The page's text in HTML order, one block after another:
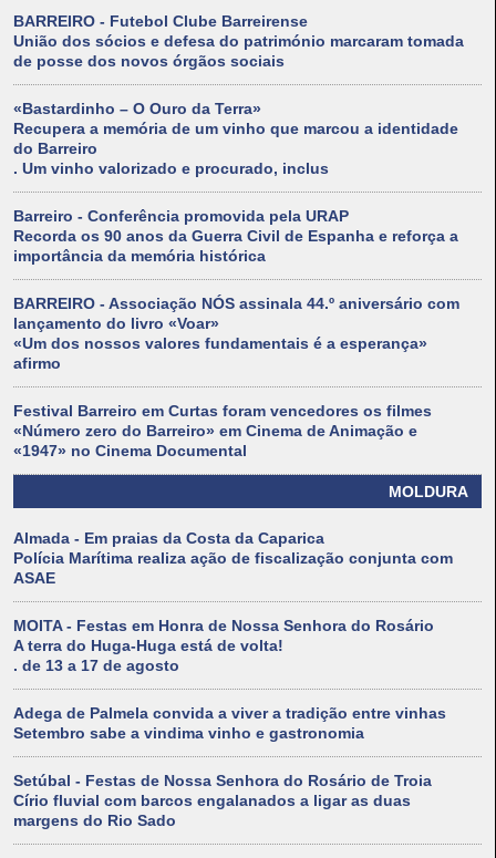
BARREIRO - Futebol Clube Barreirense
União dos sócios e defesa do património marcaram tomada
de posse dos novos órgãos sociais
«Bastardinho – O Ouro da Terra»
Recupera a memória de um vinho que marcou a identidade
do Barreiro
. Um vinho valorizado e procurado, inclus
Barreiro - Conferência promovida pela URAP
Recorda os 90 anos da Guerra Civil de Espanha e reforça a
importância da memória histórica
BARREIRO - Associação NÓS assinala 44.º aniversário com
lançamento do livro «Voar»
«Um dos nossos valores fundamentais é a esperança»
afirmo
Festival Barreiro em Curtas foram vencedores os filmes
«Número zero do Barreiro» em Cinema de Animação e
«1947» no Cinema Documental
MOLDURA
Almada - Em praias da Costa da Caparica
Polícia Marítima realiza ação de fiscalização conjunta com
ASAE
MOITA - Festas em Honra de Nossa Senhora do Rosário
A terra do Huga-Huga está de volta!
. de 13 a 17 de agosto
Adega de Palmela convida a viver a tradição entre vinhas
Setembro sabe a vindima vinho e gastronomia
Setúbal - Festas de Nossa Senhora do Rosário de Troia
Círio fluvial com barcos engalanados a ligar as duas
margens do Rio Sado